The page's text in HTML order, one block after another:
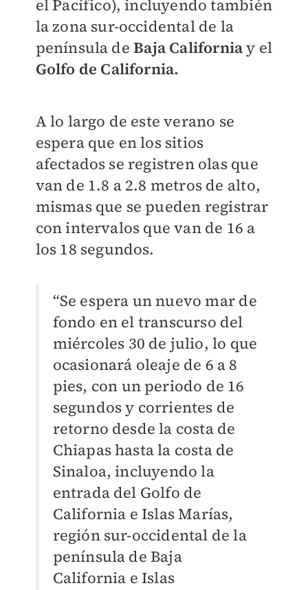
el Pacífico), incluyendo también
la zona sur-occidental de la
península deBaja Californiay el
Golfo de California.
A lo largo de este verano se
espera que en los sitios
afectados se registren olas que
van de 1.8 a 2.8 metros de alto,
mismas que se pueden registrar
con intervalos que van de 16 a
los 18 segundos.
“Se espera un nuevo mar de
fondo en el transcurso del
miércoles 30 de julio, lo que
ocasionará oleaje de 6 a 8
pies, con un periodo de 16
segundos y corrientes de
retorno desde la costa de
Chiapas hasta la costa de
Sinaloa, incluyendo la
entrada del Golfo de
California e Islas Marías,
región sur-occidental de la
península de Baja
California e Islas